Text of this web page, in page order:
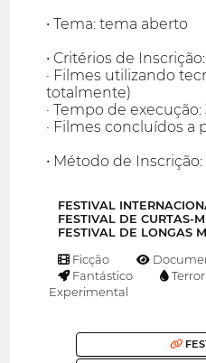
• Tema: tema aberto
• Critérios de Inscrição:
· Filmes utilizando
totalmente)
· Tempo de
· Filmes concluídos a
• Método de
FESTIVAL
FESTIVAL DE CURTAS-
FESTIVAL DE LONGAS
Ficção
Fantástico
Terror
Experimental